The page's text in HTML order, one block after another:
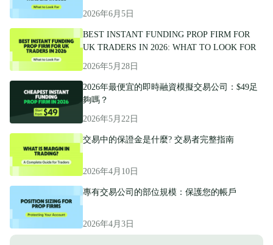
2026年6月5日
BEST INSTANT FUNDING PROP FIRM FOR
UK TRADERS IN 2026: WHAT TO LOOK FOR
2026年5月28日
2026年最便宜的即時融資模擬交易公司：$49足
夠嗎？
2026年5月22日
交易中的保證金是什麼? 交易者完整指南
2026年4月10日
專有交易公司的部位規模：保護您的帳戶
2026年4月3日